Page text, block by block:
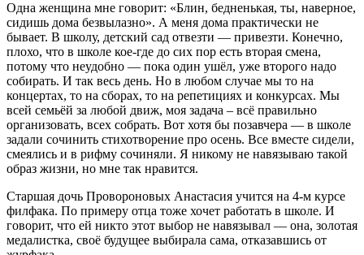
Одна женщина мне говорит: «Блин, бедненькая, ты, наверное,
сидишь дома безвылазно». А меня дома практически не
бывает. В школу, детский сад отвезти — привезти. Конечно,
плохо, что в школе кое-где до сих пор есть вторая смена,
потому что неудобно — пока один ушёл, уже второго надо
собирать. И так весь день. Но в любом случае мы то на
концертах, то на сборах, то на репетициях и конкурсах. Мы
всей семьёй за любой движ, моя задача – всё правильно
организовать, всех собрать. Вот хотя бы позавчера — в школе
задали сочинить стихотворение про осень. Все вместе сидели,
смеялись и в рифму сочиняли. Я никому не навязываю такой
образ жизни, но мне так нравится.
Старшая дочь Провороновых Анастасия учится на 4-м курсе
филфака. По примеру отца тоже хочет работать в школе. И
говорит, что ей никто этот выбор не навязывал — она, золотая
медалистка, своё будущее выбирала сама, отказавшись от